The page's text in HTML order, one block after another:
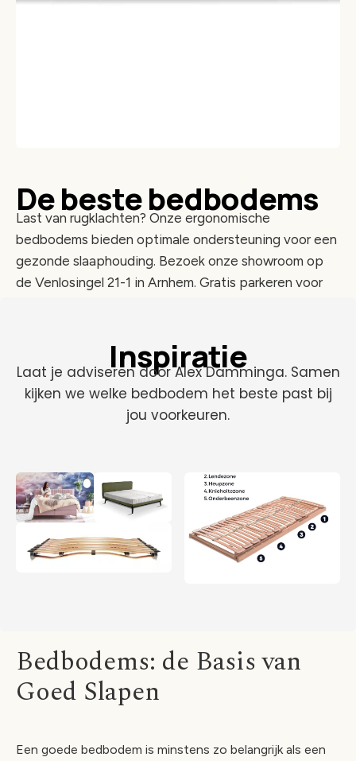
De beste bedbodems
Last van rugklachten? Onze ergonomische
bedbodems bieden optimale ondersteuning voor een
gezonde slaaphouding. Bezoek onze showroom op
de Venlosingel 21-1 in Arnhem. Gratis parkeren voor
026 844 64 11Inspiratie
Laat je adviseren door Alex Damminga. Samen
kijken we welke bedbodem het beste past bij
jou voorkeuren.
Bedbodems: de Basis van
Goed Slapen
Een goede bedbodem is minstens zo belangrijk als een